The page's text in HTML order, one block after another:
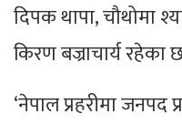
दिपक थापा, चौथोमा
किरण बज्राचार्य रहेका
‘नेपाल प्रहरीमा जनपद